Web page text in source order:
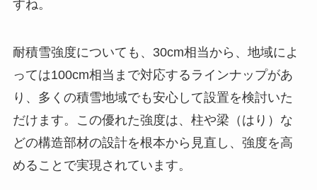
すね。
耐積雪強度についても、30cm相当から、地域によ
っては100cm相当まで対応するラインナップがあ
り、多くの積雪地域でも安心して設置を検討いた
だけます。この優れた強度は、柱や梁（はり）な
どの構造部材の設計を根本から見直し、強度を高
めることで実現されています。